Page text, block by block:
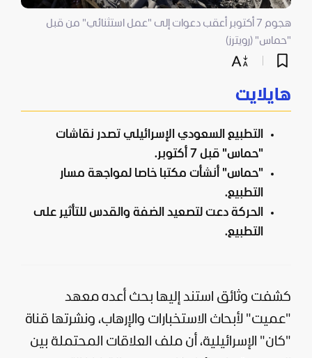
هجوم 7 أكتوبر أعقب دعوات إلى "عمل استثنائي" من قبل
"حماس" (رويترز)
هايلايت
التطبيع السعودي الإسرائيلي تصدر نقاشات
"حماس" قبل 7 أكتوبر.
"حماس" أنشأت مكتبا خاصا لمواجهة مسار
التطبيع.
الحركة دعت لتصعيد الضفة والقدس للتأثير على
التطبيع.
كشفت وثائق استند إليها بحث أعده معهد
"عميت" لأبحاث الاستخبارات والإرهاب، ونشرتها قناة
"كان" الإسرائيلية، أن ملف العلاقات المحتملة بين